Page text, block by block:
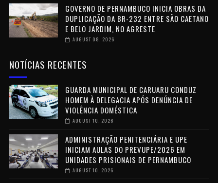
GOVERNO DE PERNAMBUCO INICIA OBRAS DA
DUPLICAÇÃO DA BR-232 ENTRE SÃO CAETANO
E BELO JARDIM, NO AGRESTE
AUGUST 08, 2026
NOTÍCIAS RECENTES
GUARDA MUNICIPAL DE CARUARU CONDUZ
HOMEM À DELEGACIA APÓS DENÚNCIA DE
VIOLÊNCIA DOMÉSTICA
AUGUST 10, 2026
ADMINISTRAÇÃO PENITENCIÁRIA E UPE
INICIAM AULAS DO PREVUPE/2026 EM
UNIDADES PRISIONAIS DE PERNAMBUCO
AUGUST 10, 2026